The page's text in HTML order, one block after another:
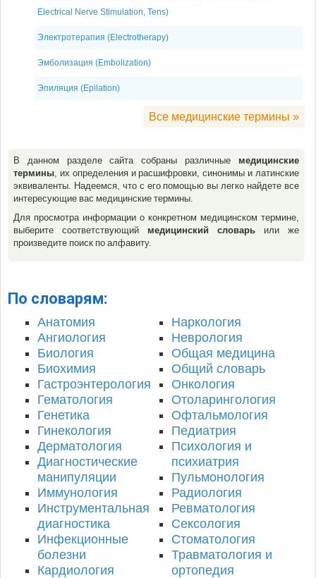
Electrical Nerve Stimulation, Tens)
Электротерапия (Electrotherapy)
Эмболизация (Embolization)
Эпиляция (Epilation)
Все медицинские термины »
В данном разделе сайта собраны различные медицинские
термины, их определения и расшифровки, синонимы и латинские
эквиваленты. Надеемся, что с его помощью вы легко найдете все
интересующие вас медицинские термины.
Для просмотра информации о конкретном медицинском термине,
выберите соответствующий медицинский словарь или же
произведите поиск по алфавиту.
По словарям:
Анатомия
Ангиология
Биология
Биохимия
Гастроэнтерология
Гематология
Генетика
Гинекология
Дерматология
Диагностические
манипуляции
Иммунология
Инструментальная
диагностика
Инфекционные
болезни
Кардиология
Наркология
Неврология
Общая медицина
Общий словарь
Онкология
Отоларингология
Офтальмология
Педиатрия
Психология и
психиатрия
Пульмонология
Радиология
Ревматология
Сексология
Стоматология
Травматология и
ортопедия